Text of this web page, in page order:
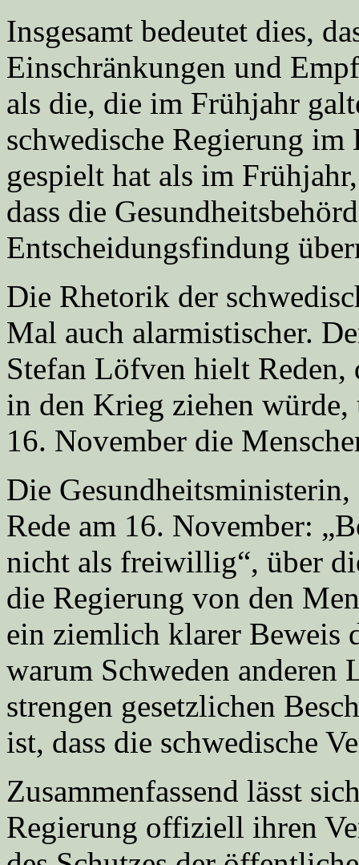
Insgesamt bedeutet dies,
Einschränkungen und
als die, die im Frühjahr
schwedische Regierung
gespielt hat als im
dass die
Entscheidungsfindung
Die Rhetorik der
Mal auch alarmistischer.
Stefan Löfven hielt Reden,
in den Krieg ziehen
16. November die
Die
Rede am 16. November:
nicht als freiwillig“, über
die Regierung von den
ein ziemlich klarer Beweis
warum Schweden anderen
strengen gesetzlichen
ist, dass die schwedische
Zusammenfassend lässt
Regierung offiziell ihren